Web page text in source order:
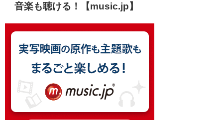
音楽も聴ける！【music.jp】